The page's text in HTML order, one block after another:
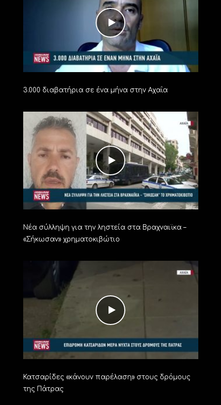
3.000 διαβατήρια σε ένα μήνα στην Αχαΐα
Νέα σύλληψη για την ληστεία στα Βραχναιϊκα –
«Σήκωσαν» χρηματοκιβώτιο
Κατσαρίδες «κάνουν παρέλαση» στους δρόμους
της Πάτρας